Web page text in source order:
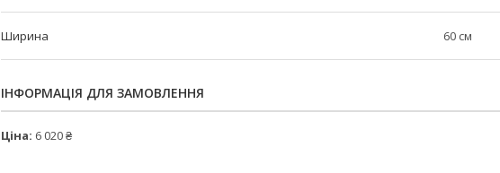
Ширина 60 см
ІНФОРМАЦІЯ ДЛЯ ЗАМОВЛЕННЯ
Ціна: 6 020 ₴